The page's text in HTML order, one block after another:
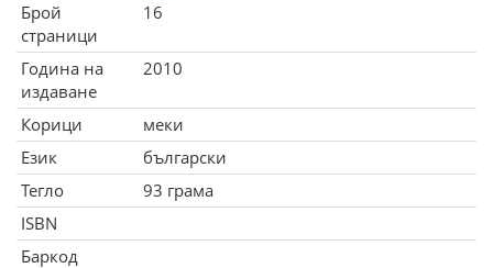
Брой
страници
16
Година на
издаване
2010
Корици
меки
Език
български
Тегло
93 грама
ISBN
Баркод